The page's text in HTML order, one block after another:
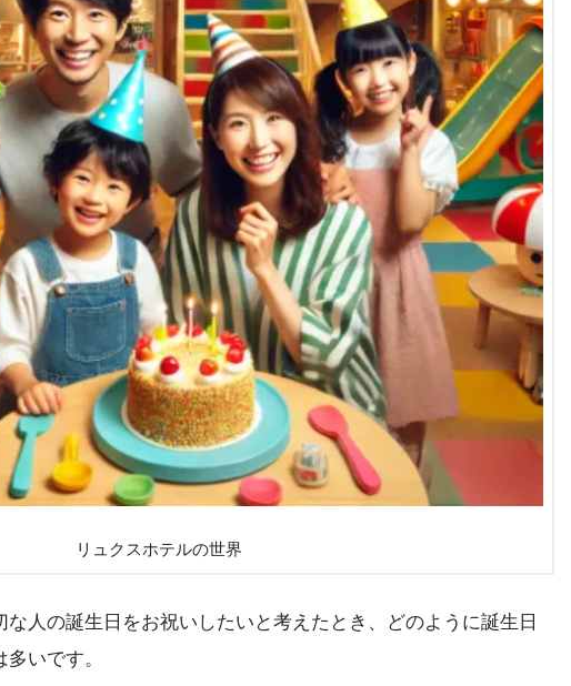
リュクスホテルの世界
な人の誕生日をお祝いしたいと考えたとき、どのように誕生日
いです。